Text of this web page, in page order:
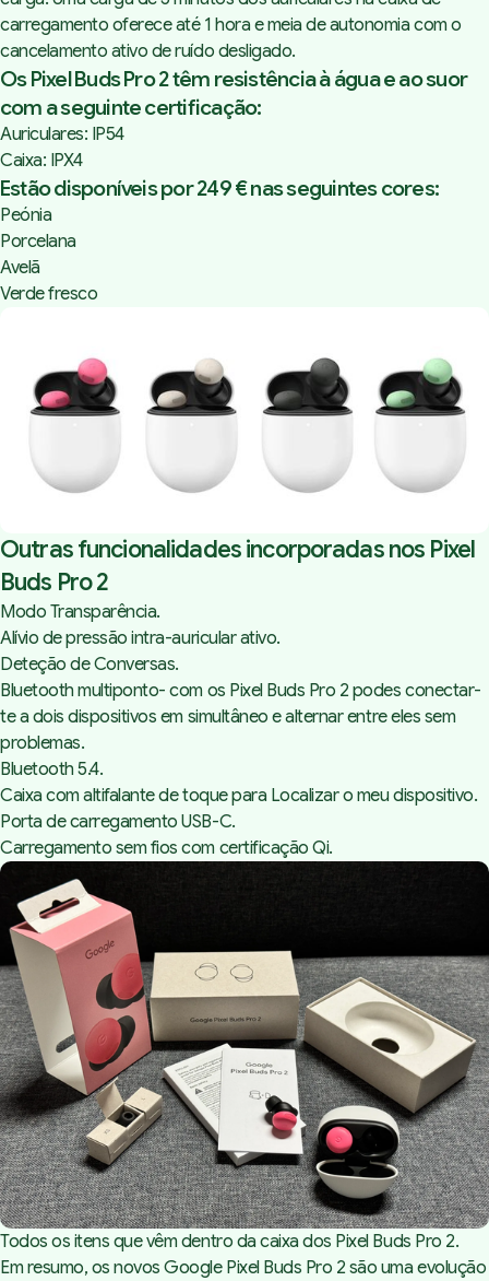
carregamento oferece até 1 hora e meia de autonomia com o
cancelamento ativo de ruído desligado.
Os Pixel Buds Pro 2 têm resistência à água e ao suor
com a seguinte certificação:
Auriculares: IP54
Caixa: IPX4
Estão disponíveis por 249 € nas seguintes cores:
Peónia
Porcelana
Avelã
Verde fresco
Outras funcionalidades incorporadas nos Pixel
Buds Pro 2
Modo Transparência.
Alívio de pressão intra-auricular ativo.
Deteção de Conversas.
Bluetooth multiponto- com os Pixel Buds Pro 2 podes conectar-
te a dois dispositivos em simultâneo e alternar entre eles sem
problemas.
Bluetooth 5.4.
Caixa com altifalante de toque para Localizar o meu dispositivo.
Porta de carregamento USB-C.
Carregamento sem fios com certificação Qi.
Todos os itens que vêm dentro da caixa dos Pixel Buds Pro 2.
Em resumo, os novos Google Pixel Buds Pro 2 são uma evolução